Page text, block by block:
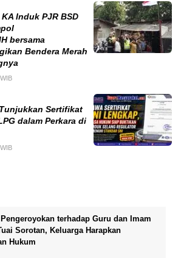
Induk PJR BSD
bersama
Bendera Merah
Sertifikat
dalam Perkara di
Pengeroyokan terhadap Guru dan Imam
Sorotan, Keluarga Harapkan
Hukum